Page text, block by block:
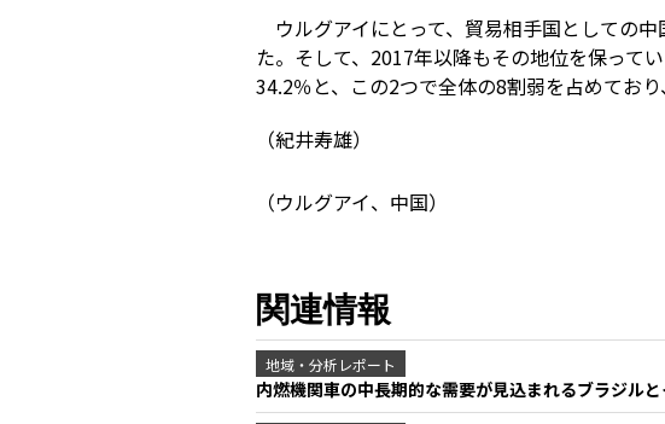
ウルグアイにとって、貿易相手国としての
た。そして、2017年以降もその地位を保って
34.2％と、この2つで全体の8割弱を占めてお
（紀井寿雄）
（ウルグアイ、中国）
関連情報
地域・分析レポート
内燃機関車の中長期的な需要が見込まれるブラジル